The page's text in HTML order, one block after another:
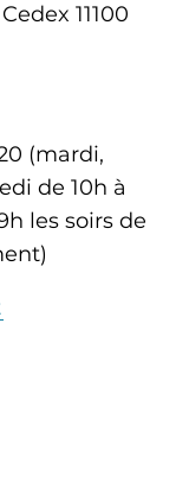
11100
(mardi,
de 10h à
les soirs de